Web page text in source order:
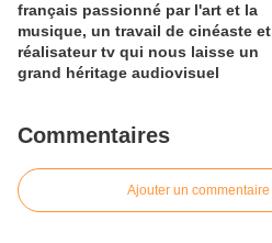
français passionné par l'art et la
musique, un travail de cinéaste et
réalisateur tv qui nous laisse un
grand héritage audiovisuel
Commentaires
Ajouter un commentaire